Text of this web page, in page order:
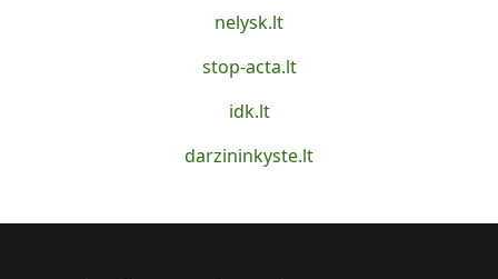
nelysk.lt
stop-acta.lt
idk.lt
darzininkyste.lt